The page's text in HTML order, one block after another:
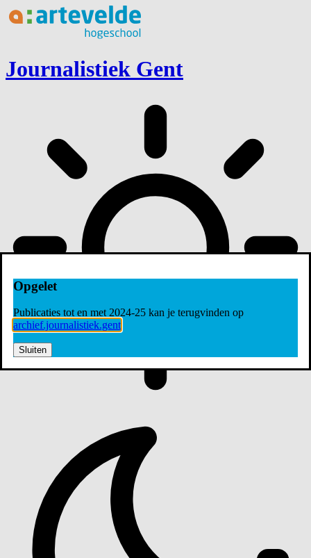
Ga naar inhoud
Journalistiek Gent
Opgelet
Publicaties tot en met 2024-25 kan je terugvinden op
archief.journalistiek.gent
Sluiten